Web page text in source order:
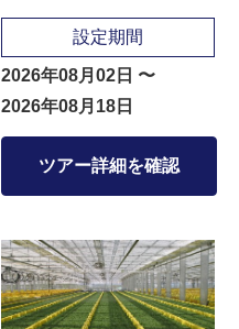
設定期間
2026年08月02日 〜
2026年08月18日
ツアー詳細を確認